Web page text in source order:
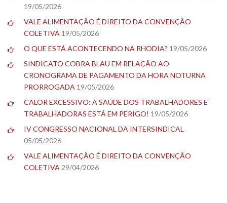
19/05/2026
VALE ALIMENTAÇÃO É DIREITO DA CONVENÇÃO
COLETIVA 19/05/2026
O QUE ESTÁ ACONTECENDO NA RHODIA? 19/05/2026
SINDICATO COBRA BLAU EM RELAÇÃO AO
CRONOGRAMA DE PAGAMENTO DA HORA NOTURNA
PRORROGADA 19/05/2026
CALOR EXCESSIVO: A SAÚDE DOS TRABALHADORES E
TRABALHADORAS ESTÁ EM PERIGO! 19/05/2026
IV CONGRESSO NACIONAL DA INTERSINDICAL
05/05/2026
VALE ALIMENTAÇÃO É DIREITO DA CONVENÇÃO
COLETIVA 29/04/2026